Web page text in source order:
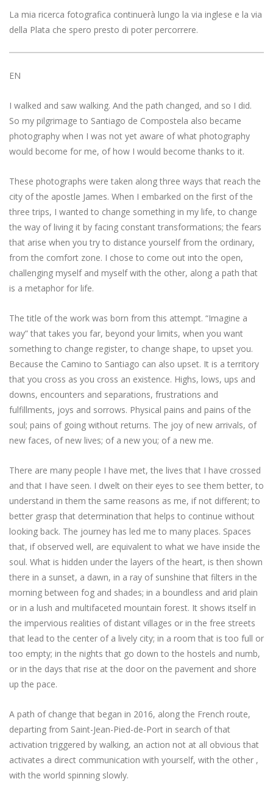
La mia ricerca fotografica continuerà lungo la via inglese e la via
della Plata che spero presto di poter percorrere.
EN
I walked and saw walking. And the path changed, and so I did.
So my pilgrimage to Santiago de Compostela also became
photography when I was not yet aware of what photography
would become for me, of how I would become thanks to it.
These photographs were taken along three ways that reach the
city of the apostle James. When I embarked on the first of the
three trips, I wanted to change something in my life, to change
the way of living it by facing constant transformations; the fears
that arise when you try to distance yourself from the ordinary,
from the comfort zone. I chose to come out into the open,
challenging myself and myself with the other, along a path that
is a metaphor for life.
The title of the work was born from this attempt. “Imagine a
way” that takes you far, beyond your limits, when you want
something to change register, to change shape, to upset you.
Because the Camino to Santiago can also upset. It is a territory
that you cross as you cross an existence. Highs, lows, ups and
downs, encounters and separations, frustrations and
fulfillments, joys and sorrows. Physical pains and pains of the
soul; pains of going without returns. The joy of new arrivals, of
new faces, of new lives; of a new you; of a new me.
There are many people I have met, the lives that I have crossed
and that I have seen. I dwelt on their eyes to see them better, to
understand in them the same reasons as me, if not different; to
better grasp that determination that helps to continue without
looking back. The journey has led me to many places. Spaces
that, if observed well, are equivalent to what we have inside the
soul. What is hidden under the layers of the heart, is then shown
there in a sunset, a dawn, in a ray of sunshine that filters in the
morning between fog and shades; in a boundless and arid plain
or in a lush and multifaceted mountain forest. It shows itself in
the impervious realities of distant villages or in the free streets
that lead to the center of a lively city; in a room that is too full or
too empty; in the nights that go down to the hostels and numb,
or in the days that rise at the door on the pavement and shore
up the pace.
A path of change that began in 2016, along the French route,
departing from Saint-Jean-Pied-de-Port in search of that
activation triggered by walking, an action not at all obvious that
activates a direct communication with yourself, with the other ,
with the world spinning slowly.